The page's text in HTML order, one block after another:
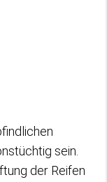
sein.
der Reifen